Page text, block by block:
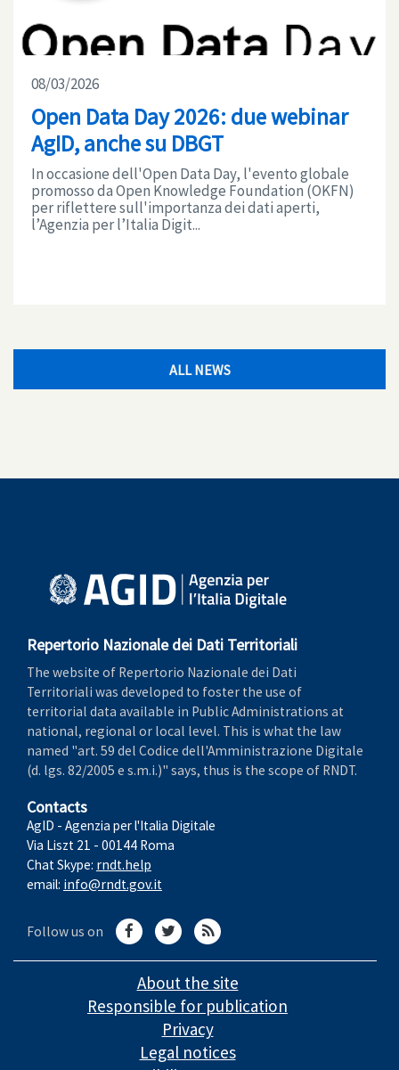
08/03/2026
Open Data Day 2026: due webinar
AgID, anche su DBGT
In occasione dell'Open Data Day, l'evento globale
promosso da Open Knowledge Foundation (OKFN)
per riflettere sull'importanza dei dati aperti,
l’Agenzia per l’Italia Digit...
ALL NEWS
Repertorio Nazionale dei Dati Territoriali
The website of Repertorio Nazionale dei Dati
Territoriali was developed to foster the use of
territorial data available in Public Administrations at
national, regional or local level. This is what the law
named "art. 59 del Codice dell'Amministrazione Digitale
(d. lgs. 82/2005 e s.m.i.)" says, thus is the scope of RNDT.
Contacts
AgID - Agenzia per l'Italia Digitale
Via Liszt 21 - 00144 Roma
Chat Skype: rndt.help
email: info@rndt.gov.it
Follow us on
About the site
Responsible for publication
Privacy
Legal notices